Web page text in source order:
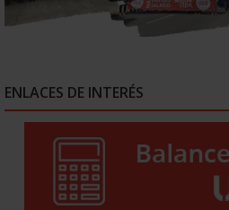
ENLACES DE INTERÉS